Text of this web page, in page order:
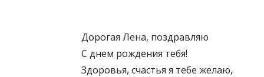
Дорогая Лена, поздравляю
С днем рождения тебя!
Здоровья, счастья я тебе желаю,